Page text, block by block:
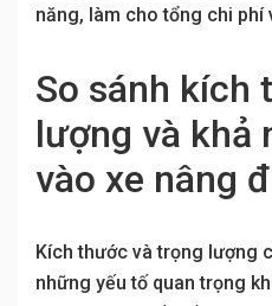
năng, làm cho tổng chi phí
So sánh kích
lượng và khả
vào xe nâng
Kích thước và trọng lượng
những yếu tố quan trọng